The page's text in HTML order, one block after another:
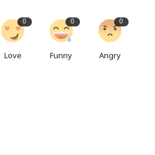
0
Love
0
Funny
0
Angry